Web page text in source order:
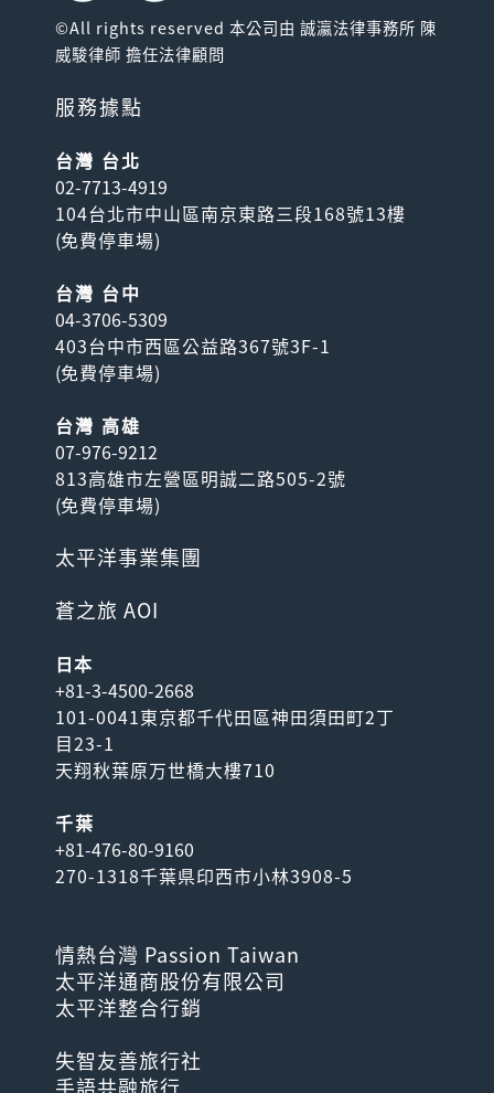
©All rights reserved 本公司由 誠瀛法律事務所 陳
威駿律師 擔任法律顧問
服務據點
台灣 台北
02-7713-4919
104台北市中山區南京東路三段168號13樓
(免費停車場)
台灣 台中
04-3706-5309
403台中市西區公益路367號3F-1
(免費停車場)
台灣 高雄
07-976-9212
813高雄市左營區明誠二路505-2號
(免費停車場)
太平洋事業集團
蒼之旅 AOI
日本
+81-3-4500-2668
101-0041東京都千代田區神田須田町2丁
目23-1
天翔秋葉原万世橋大樓710
千葉
+81-476-80-9160
270-1318千葉県印西市小林3908-5
情熱台灣 Passion Taiwan
太平洋通商股份有限公司
太平洋整合行銷
失智友善旅行社
手語共融旅行